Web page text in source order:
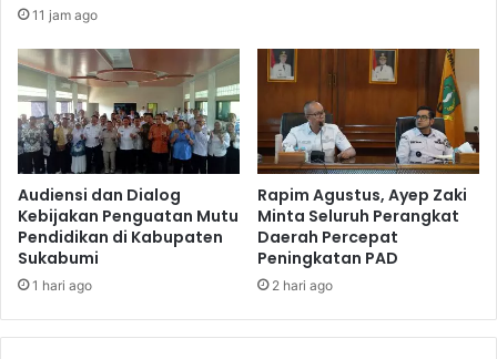
11 jam ago
Audiensi dan Dialog
Kebijakan Penguatan Mutu
Pendidikan di Kabupaten
Sukabumi
1 hari ago
Rapim Agustus, Ayep Zaki
Minta Seluruh Perangkat
Daerah Percepat
Peningkatan PAD
2 hari ago